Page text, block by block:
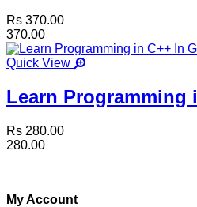
Rs 370.00
370.00
Quick View
Learn Programming
Rs 280.00
280.00
My Account